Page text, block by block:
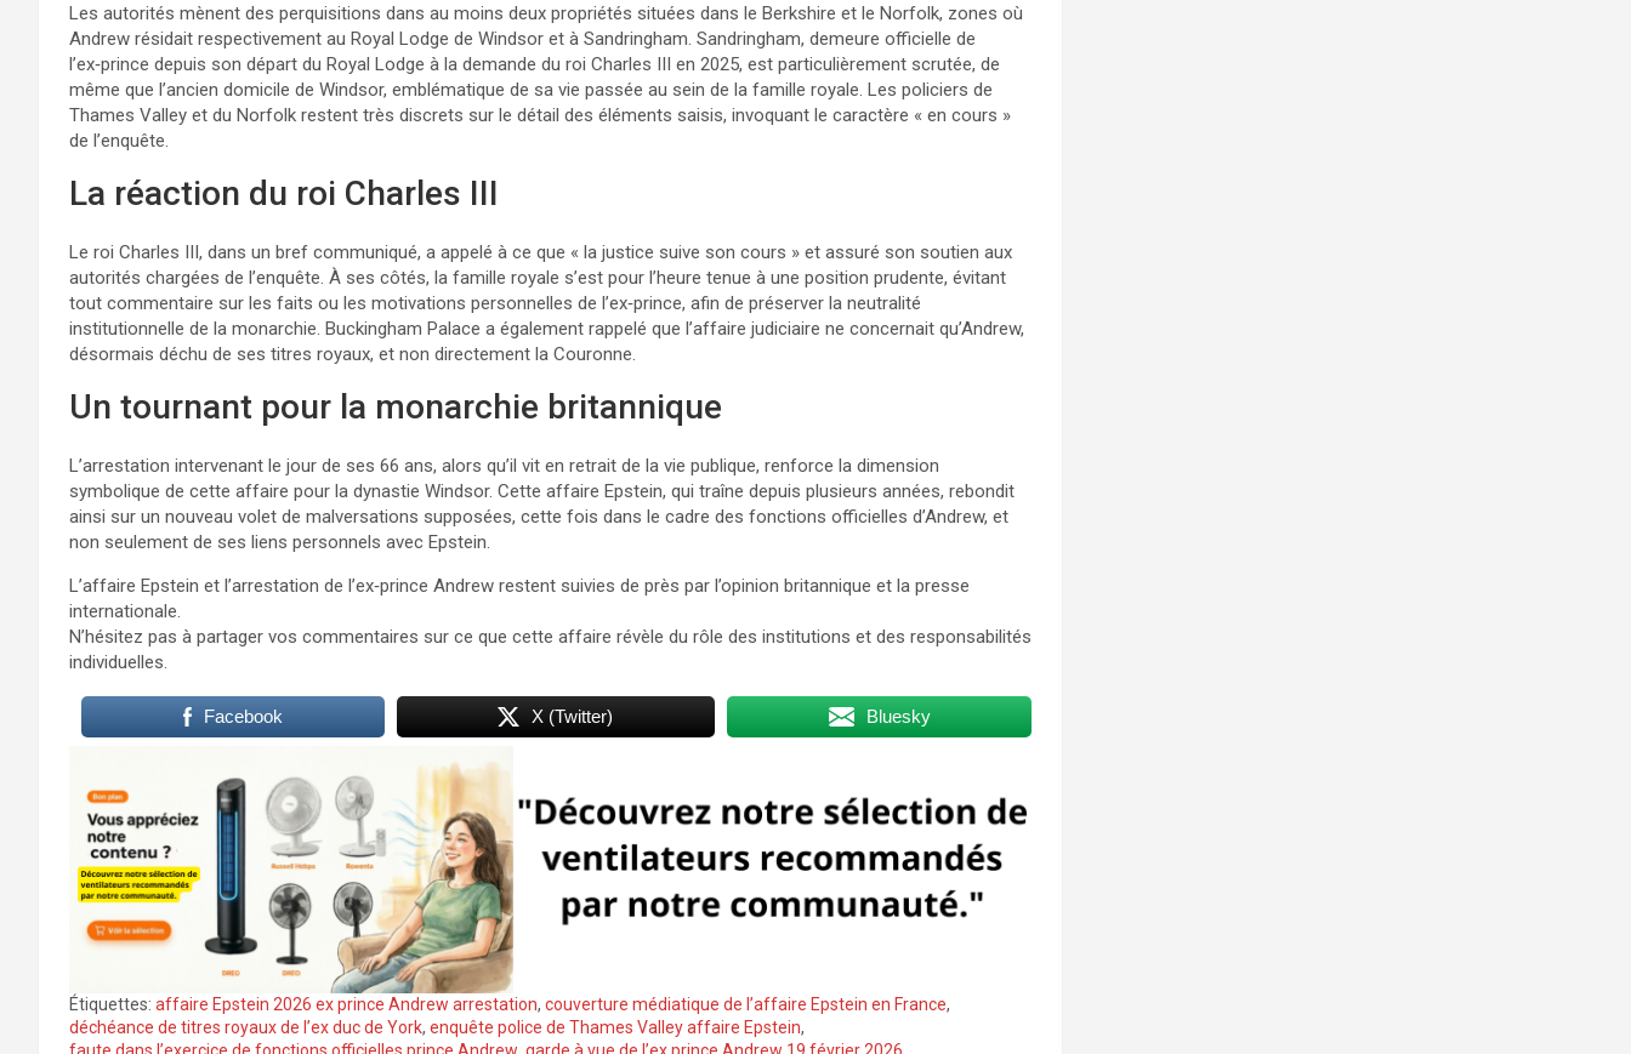
Les autorités mènent des perquisitions dans au moins deux propriétés situées dans le Berkshire et le Norfolk, zones où
Andrew résidait respectivement au Royal Lodge de Windsor et à Sandringham. Sandringham, demeure officielle de
l’ex‑prince depuis son départ du Royal Lodge à la demande du roi Charles III en 2025, est particulièrement scrutée, de
même que l’ancien domicile de Windsor, emblématique de sa vie passée au sein de la famille royale. Les policiers de
Thames Valley et du Norfolk restent très discrets sur le détail des éléments saisis, invoquant le caractère « en cours »
de l’enquête.
La réaction du roi Charles III
Le roi Charles III, dans un bref communiqué, a appelé à ce que « la justice suive son cours » et assuré son soutien aux
autorités chargées de l’enquête. À ses côtés, la famille royale s’est pour l’heure tenue à une position prudente, évitant
tout commentaire sur les faits ou les motivations personnelles de l’ex‑prince, afin de préserver la neutralité
institutionnelle de la monarchie. Buckingham Palace a également rappelé que l’affaire judiciaire ne concernait qu’Andrew,
désormais déchu de ses titres royaux, et non directement la Couronne.
Un tournant pour la monarchie britannique
L’arrestation intervenant le jour de ses 66 ans, alors qu’il vit en retrait de la vie publique, renforce la dimension
symbolique de cette affaire pour la dynastie Windsor. Cette affaire Epstein, qui traîne depuis plusieurs années, rebondit
ainsi sur un nouveau volet de malversations supposées, cette fois dans le cadre des fonctions officielles d’Andrew, et
non seulement de ses liens personnels avec Epstein.
L’affaire Epstein et l’arrestation de l’ex‑prince Andrew restent suivies de près par l’opinion britannique et la presse
internationale.
N’hésitez pas à partager vos commentaires sur ce que cette affaire révèle du rôle des institutions et des responsabilités
individuelles.
Facebook X (Twitter) Bluesky
Étiquettes: affaire Epstein 2026 ex prince Andrew arrestation, couverture médiatique de l’affaire Epstein en France,
déchéance de titres royaux de l’ex duc de York, enquête police de Thames Valley affaire Epstein,